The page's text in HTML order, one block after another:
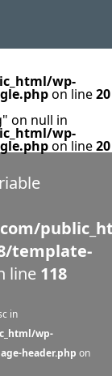
wp-
on line20
on null in
wp-
on line20
template-
line 118
in
wp-
header.php on